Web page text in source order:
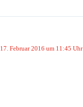
17. Februar 2016 um 11:45 Uhr